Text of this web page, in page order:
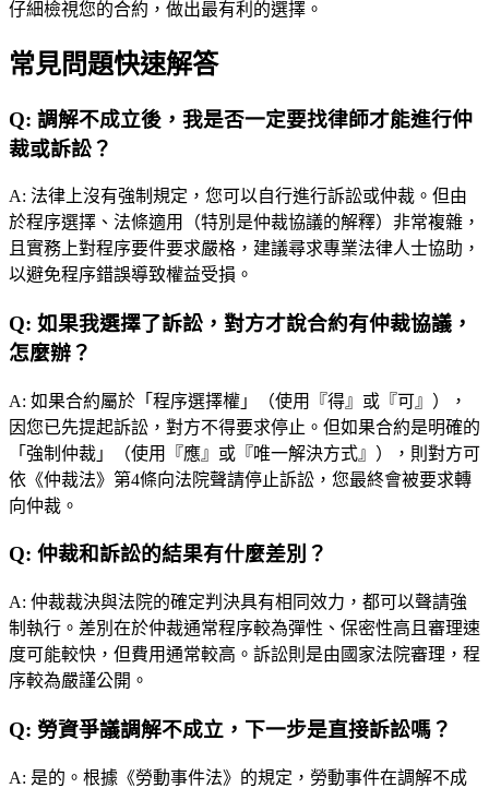
仔細檢視您的合約，做出最有利的選擇。
常見問題快速解答
Q: 調解不成立後，我是否一定要找律師才能進行仲
裁或訴訟？
A: 法律上沒有強制規定，您可以自行進行訴訟或仲裁。但由
於程序選擇、法條適用（特別是仲裁協議的解釋）非常複雜，
且實務上對程序要件要求嚴格，建議尋求專業法律人士協助，
以避免程序錯誤導致權益受損。
Q: 如果我選擇了訴訟，對方才說合約有仲裁協議，
怎麼辦？
A: 如果合約屬於「程序選擇權」（使用『得』或『可』），
因您已先提起訴訟，對方不得要求停止。但如果合約是明確的
「強制仲裁」（使用『應』或『唯一解決方式』），則對方可
依《仲裁法》第4條向法院聲請停止訴訟，您最終會被要求轉
向仲裁。
Q: 仲裁和訴訟的結果有什麼差別？
A: 仲裁裁決與法院的確定判決具有相同效力，都可以聲請強
制執行。差別在於仲裁通常程序較為彈性、保密性高且審理速
度可能較快，但費用通常較高。訴訟則是由國家法院審理，程
序較為嚴謹公開。
Q: 勞資爭議調解不成立，下一步是直接訴訟嗎？
A: 是的。根據《勞動事件法》的規定，勞動事件在調解不成